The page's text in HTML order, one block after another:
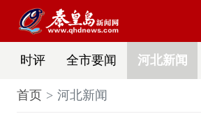
时评 全市要闻 河北新闻
首页 河北新闻